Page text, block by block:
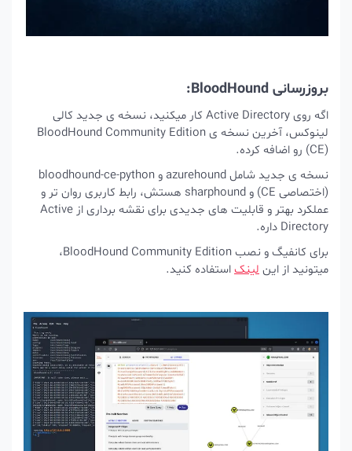
بروزرسانی BloodHound:
اگه روی Active Directory کار میکنید، نسخه ی جدید کالی
لینوکس، آخرین نسخه ی BloodHound Community Edition
نسخه ی جدید شامل azurehound و bloodhound-ce-python
(اختصاصی CE) و sharphound هستش، رابط کاربری روان تر و
عملکرد بهتر و قابلیت های جدیدی برای نقشه برداری از Active
Directory داره.
برای کانفیگ و نصب BloodHound Community Edition،
میتونید از این لینکاستفاده کنید.